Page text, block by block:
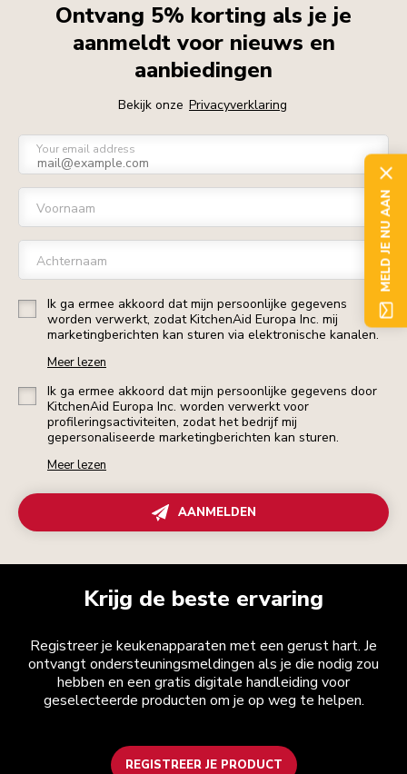
Ontvang 5% korting als je je
aanmeldt voor nieuws en
aanbiedingen
Bekijk onze Privacyverklaring
Your email address
Voornaam
Achternaam
Ik ga ermee akkoord dat mijn persoonlijke gegevens
worden verwerkt, zodat KitchenAid Europa Inc. mij
marketingberichten kan sturen via elektronische kanalen.
Meer lezen
Ik ga ermee akkoord dat mijn persoonlijke gegevens door
KitchenAid Europa Inc. worden verwerkt voor
profileringsactiviteiten, zodat het bedrijf mij
gepersonaliseerde marketingberichten kan sturen.
Meer lezen
AANMELDEN
Krijg de beste ervaring
Registreer je keukenapparaten met een gerust hart. Je
ontvangt ondersteuningsmeldingen als je die nodig zou
hebben en een gratis digitale handleiding voor
geselecteerde producten om je op weg te helpen.
REGISTREER JE PRODUCT
MELD JE NU AAN